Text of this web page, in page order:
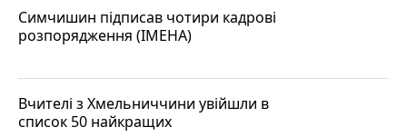
Симчишин підписав чотири кадрові
розпорядження (ІМЕНА)
Вчителі з Хмельниччини увійшли в
список 50 найкращих